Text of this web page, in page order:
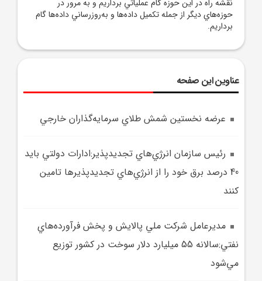
نقشه راه در اين حوزه گام عملياتي برداريم و به مرور در
حوزه‌هاي ديگر از جمله تکميل داده‌ها و به‌روز‌رساني داده‌ها گام
برداريم.
عناوین این صفحه
عرضه نخستين شمش طلاي سرمايه‌گذاران خارجي
رئيس سازمان انرژي‌هاي تجديدپذير:ادارات دولتي بايد
40 درصد برق خود را از انرژي‌هاي تجديدپذيرها تامين
کنند
مديرعامل شرکت ملي پالايش و پخش فرآورده‌هاي
نفتي:سالانه 55 ميليارد دلار سوخت در کشور توزيع
مي‌شود